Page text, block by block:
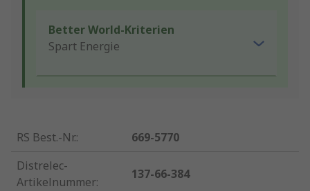
Better World-Kriterien
Spart Energie
RS Best.-Nr.:
669-5770
Distrelec-
Artikelnummer:
137-66-384